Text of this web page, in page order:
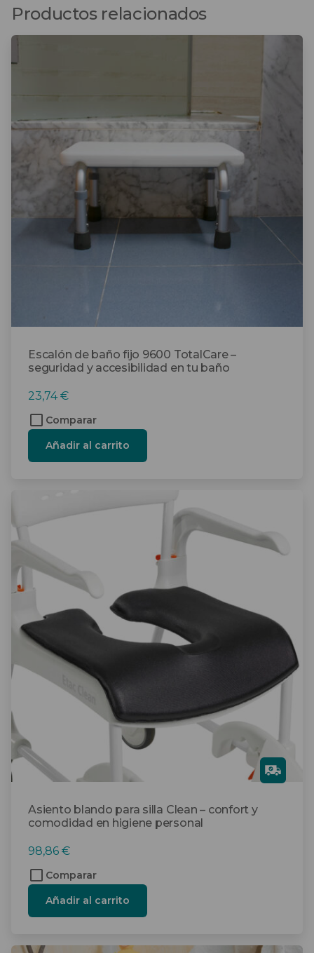
Productos relacionados
Escalón de baño fijo 9600 TotalCare –
seguridad y accesibilidad en tu baño
23,74€
Comparar
Añadir al carrito
Asiento blando para silla Clean – confort y
comodidad en higiene personal
Gra
tis
98,86 €
Comparar
Añadir al carrito